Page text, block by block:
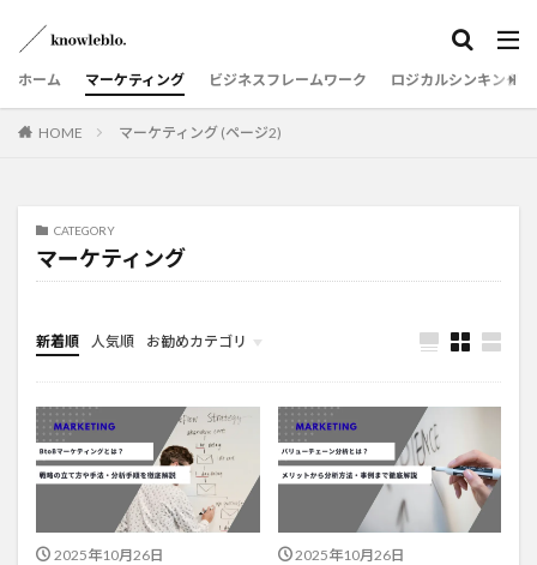
ホーム マーケティング ビジネスフレームワーク ロジカルシンキング
HOME マーケティング (ページ2)
CATEGORY
マーケティング
新着順 人気順 お勧めカテゴリ
ビジネスフレームワーク
ロジカルシンキング
マーケティング
2025年10月26日
2025年10月26日